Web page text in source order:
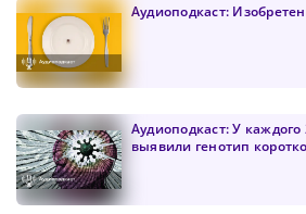
Аудиоподкаст:
Аудиоподкаст: У каждого
выявили генотип